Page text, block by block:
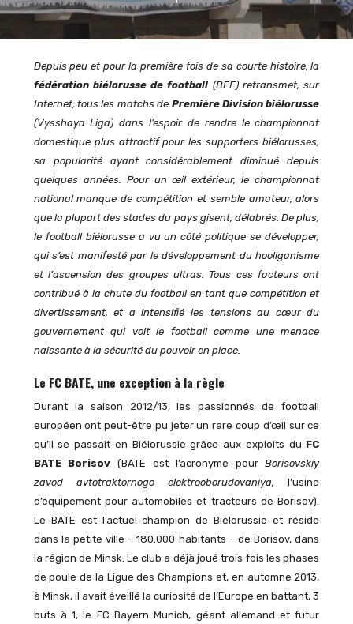
Depuis peu et pour la première fois de sa courte histoire, la
fédération biélorusse de football (BFF) retransmet, sur
Internet, tous les matchs de Première Division biélorusse
(Vysshaya Liga) dans l’espoir de rendre le championnat
domestique plus attractif pour les supporters biélorusses,
sa popularité ayant considérablement diminué depuis
quelques années. Pour un œil extérieur, le championnat
national manque de compétition et semble amateur, alors
que la plupart des stades du pays gisent, délabrés. De plus,
le football biélorusse a vu un côté politique se développer,
qui s’est manifesté par le développement du hooliganisme
et l’ascension des groupes ultras. Tous ces facteurs ont
contribué à la chute du football en tant que compétition et
divertissement, et a intensifié les tensions au cœur du
gouvernement qui voit le football comme une menace
naissante à la sécurité du pouvoir en place.
Le FC BATE, une exception à la règle
Durant la saison 2012/13, les passionnés de football
européen ont peut-être pu jeter un rare coup d’œil sur ce
qu’il se passait en Biélorussie grâce aux exploits du FC
BATE Borisov (BATE est l’acronyme pourBorisovskiy
zavod avtotraktornogo elektrooborudovaniya,l’usine
d’équipement pour automobiles et tracteurs de Borisov).
Le BATE est l’actuel champion de Biélorussie et réside
dans la petite ville – 180.000 habitants – de Borisov, dans
la région de Minsk. Le club a déjà joué trois fois les phases
de poule de la Ligue des Champions et, en automne 2013,
à Minsk, il avait éveillé la curiosité de l’Europe en battant, 3
buts à 1, le FC Bayern Munich, géant allemand et futur